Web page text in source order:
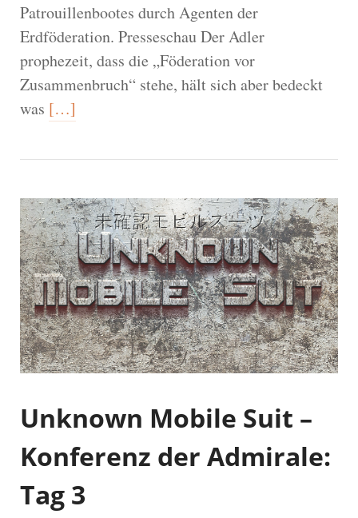
Patrouillenbootes durch Agenten der
Erdföderation. Presseschau Der Adler
prophezeit, dass die „Föderation vor
Zusammenbruch“ stehe, hält sich aber bedeckt
was […]
Unknown Mobile Suit –
Konferenz der Admirale:
Tag 3